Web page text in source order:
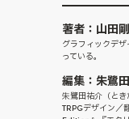
著者：山田
グラフィックデ
っている。
編集：朱鷺
朱鷺田祐介（とき
TRPGデザイン／